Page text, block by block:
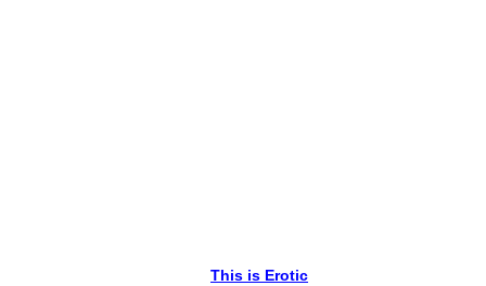
This is Erotic